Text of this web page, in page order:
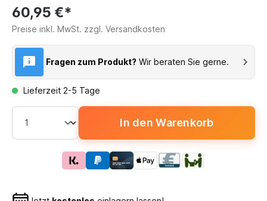
60,95 €*
Preise inkl. MwSt. zzgl. Versandkosten
Fragen zum Produkt? Wir beraten Sie gerne.
Lieferzeit 2-5 Tage
In den Warenkorb